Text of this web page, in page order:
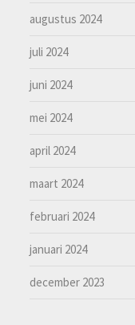
augustus 2024
juli 2024
juni 2024
mei 2024
april 2024
maart 2024
februari 2024
januari 2024
december 2023